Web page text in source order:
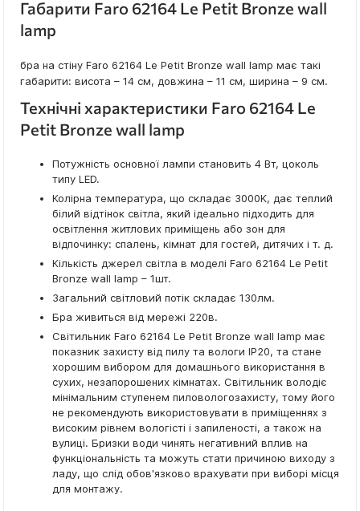
Габарити Faro 62164 Le Petit Bronze wall
lamp
бра на стіну Faro 62164 Le Petit Bronze wall lamp має такі
габарити: висота – 14 см, довжина – 11 см, ширина – 9 см.
Технічні характеристики Faro 62164 Le
Petit Bronze wall lamp
Потужність основної лампи становить 4 Вт, цоколь
типу LED.
Колірна температура, що складає 3000K, дає теплий
білий відтінок світла, який ідеально підходить для
освітлення житлових приміщень або зон для
відпочинку: спалень, кімнат для гостей, дитячих і т. д.
Кількість джерел світла в моделі Faro 62164 Le Petit
Bronze wall lamp – 1шт.
Загальний світловий потік складає 130лм.
Бра живиться від мережі 220в.
Світильник Faro 62164 Le Petit Bronze wall lamp має
показник захисту від пилу та вологи IP20, та стане
хорошим вибором для домашнього використання в
сухих, незапорошених кімнатах. Світильник володіє
мінімальним ступенем пиловологозахисту, тому його
не рекомендують використовувати в приміщеннях з
високим рівнем вологісті і запиленості, а також на
вулиці. Бризки води чинять негативний вплив на
функціональність та можуть стати причиною виходу з
ладу, що слід обов'язково врахувати при виборі місця
для монтажу.